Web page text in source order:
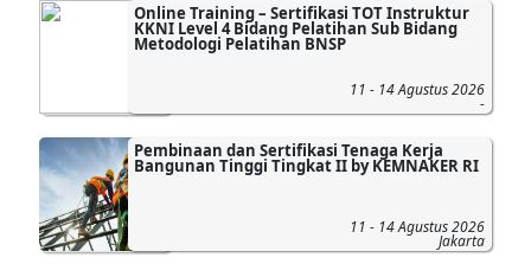
Online Training – Sertifikasi TOT Instruktur
KKNI Level 4 Bidang Pelatihan Sub Bidang
Metodologi Pelatihan BNSP
11 - 14 Agustus 2026
-
Pembinaan dan Sertifikasi Tenaga Kerja
Bangunan Tinggi Tingkat II by KEMNAKER RI
11 - 14 Agustus 2026
Jakarta